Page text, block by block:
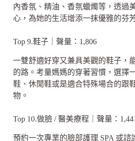
內香氛、精油、香氛蠟燭等，透過
心，為她的生活增添一抹優雅的芬
Top 9.鞋子｜聲量：1,806
一雙舒適好穿又兼具美觀的鞋子，
的路。考量媽媽的穿著習慣，選擇
鞋、休閒鞋或是適合特殊場合的跟
物。
Top 10.做臉 / 醫美療程｜聲量：
預約一次專業的臉部護理 SPA 或諮